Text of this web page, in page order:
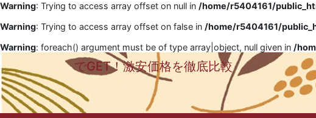
Warning: Trying to access array offset on null in /home/r5404161/
Warning: Trying to access array offset on false in /home/r5404161/
Warning: foreach() argument must be of type array|object, null given in /
でGET！激安価格を徹底比較